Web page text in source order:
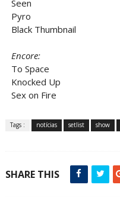
Seen
Pyro
Black Thumbnail
Encore:
To Space
Knocked Up
Sex on Fire
Tags : notícias setlist show
SHARE THIS